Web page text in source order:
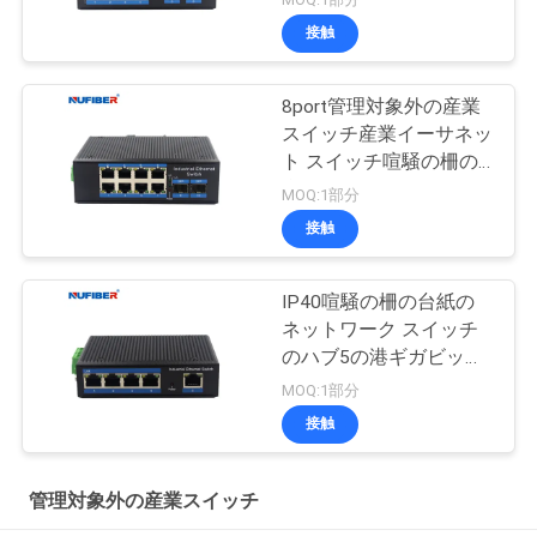
接触
8port管理対象外の産業
スイッチ産業イーサネッ
ト スイッチ喧騒の柵の
台紙
MOQ:1部分
接触
IP40喧騒の柵の台紙の
ネットワーク スイッチ
のハブ5の港ギガビット
Rj45 UTPインターフェ
イス
MOQ:1部分
接触
管理対象外の産業スイッチ